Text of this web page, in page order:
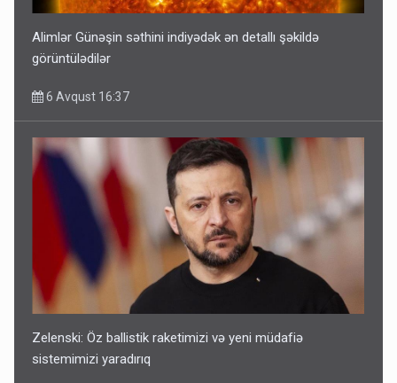
Alimlər Günəşin səthini indiyədək ən detallı şəkildə
görüntülədilər
6 Avqust 16:37
Zelenski: Öz ballistik raketimizi və yeni müdafiə
sistemimizi yaradırıq